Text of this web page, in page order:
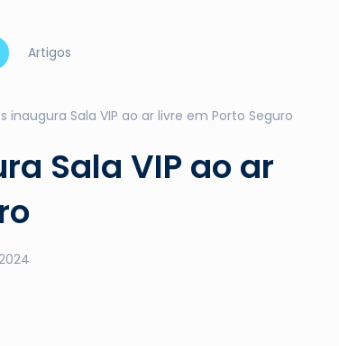
Artigos
inaugura Sala VIP ao ar livre em Porto Seguro
Sala VIP ao ar